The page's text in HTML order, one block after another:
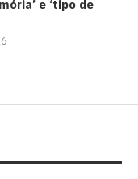
e ‘tipo de